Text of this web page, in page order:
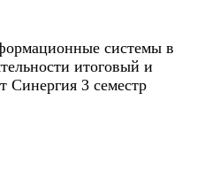
системы в
итоговый и
Синергия 3 семестр